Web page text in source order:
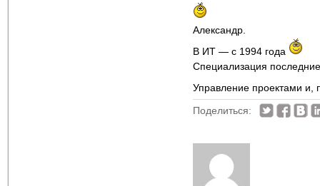
Александр.
В ИТ — с 1994 года
Специализация
Управление проектами и,
Поделиться: